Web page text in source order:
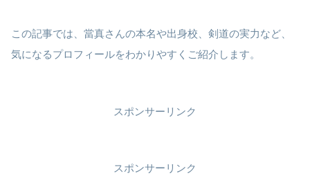
この記事では、當真さんの本名や出身校、剣道の実力など、
気になるプロフィールをわかりやすくご紹介します。
スポンサーリンク
スポンサーリンク